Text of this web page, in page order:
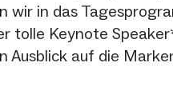
wir in das
tolle Keynote
Ausblick auf die